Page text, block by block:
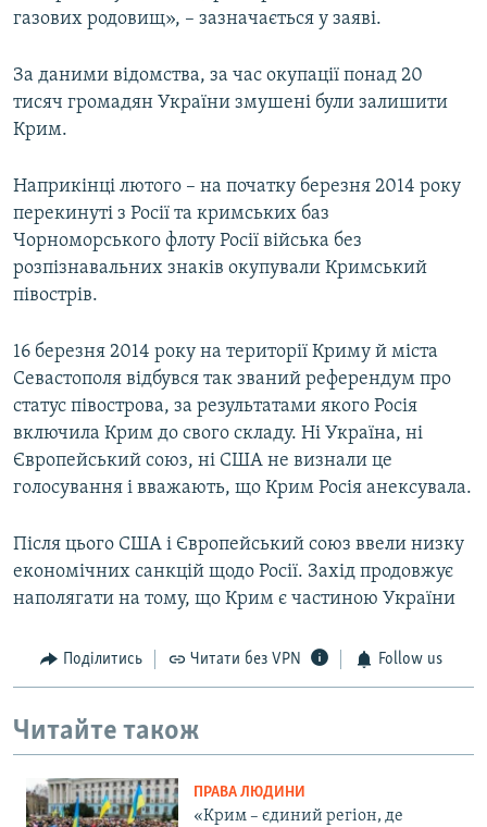
газових родовищ», – зазначається у заяві.
За даними відомства, за час окупації понад 20
тисяч громадян України змушені були залишити
Крим.
Наприкінці лютого – на початку березня 2014 року
перекинуті з Росії та кримських баз
Чорноморського флоту Росії війська без
розпізнавальних знаків окупували Кримський
півострів.
16 березня 2014 року на території Криму й міста
Севастополя відбувся так званий референдум про
статус півострова, за результатами якого Росія
включила Крим до свого складу. Ні Україна, ні
Європейський союз, ні США не визнали це
голосування і вважають, що Крим Росія анексувала.
Після цього США і Європейський союз ввели низку
економічних санкцій щодо Росії. Захід продовжує
наполягати на тому, що Крим є частиною України
Поділитись Читати без VPN Follow us
Читайте також
ПРАВА ЛЮДИНИ
«Крим – єдиний регіон, де